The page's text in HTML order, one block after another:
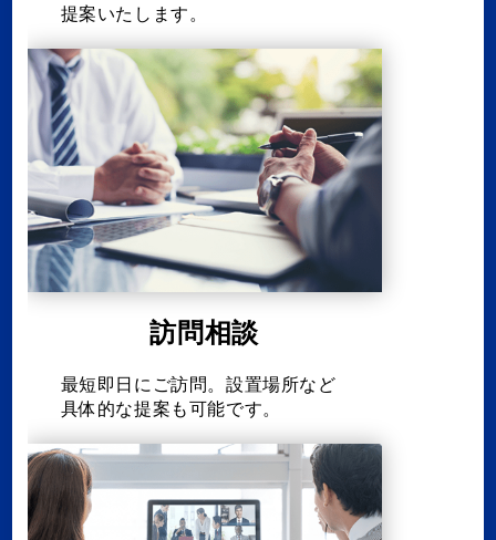
提案いたします。
訪問相談
最短即日にご訪問。設置場所など
具体的な提案も可能です。